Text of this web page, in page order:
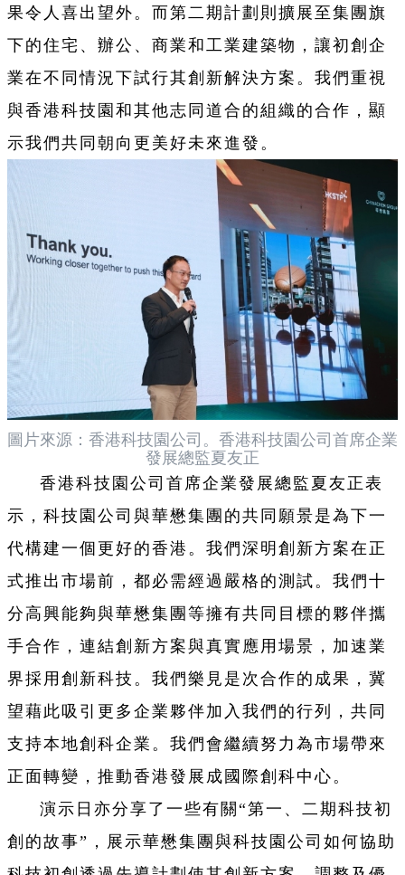
果令人喜出望外。而第二期計劃則擴展至集團旗
下的住宅、辦公、商業和工業建築物，讓初創企
業在不同情況下試行其創新解決方案。我們重視
與香港科技園和其他志同道合的組織的合作，顯
示我們共同朝向更美好未來進發。
圖片來源：香港科技園公司。香港科技園公司首席企業
發展總監夏友正
香港科技園公司首席企業發展總監夏友正表
示，科技園公司與華懋集團的共同願景是為下一
代構建一個更好的香港。我們深明創新方案在正
式推出市場前，都必需經過嚴格的測試。我們十
分高興能夠與華懋集團等擁有共同目標的夥伴攜
手合作，連結創新方案與真實應用場景，加速業
界採用創新科技。我們樂見是次合作的成果，冀
望藉此吸引更多企業夥伴加入我們的行列，共同
支持本地創科企業。我們會繼續努力為市場帶來
正面轉變，推動香港發展成國際創科中心。
演示日亦分享了一些有關“第一、二期科技初
創的故事”，展示華懋集團與科技園公司如何協助